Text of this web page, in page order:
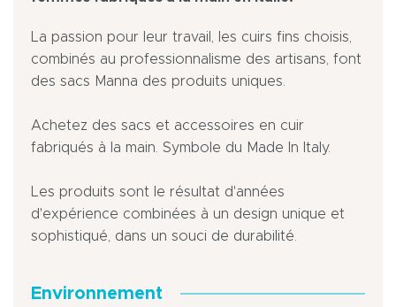
La passion pour leur travail, les cuirs fins choisis,
combinés au professionnalisme des artisans, font
des sacs Manna des produits uniques.
Achetez des sacs et accessoires en cuir
fabriqués à la main. Symbole du Made In Italy.
Les produits sont le résultat d'années
d'expérience combinées à un design unique et
sophistiqué, dans un souci de durabilité.
Environnement